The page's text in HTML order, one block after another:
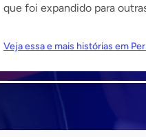
que foi expandido para
Veja essa e mais histórias em